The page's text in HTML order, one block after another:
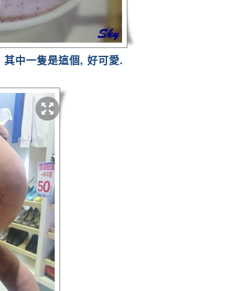
其中一隻是這個, 好可愛.